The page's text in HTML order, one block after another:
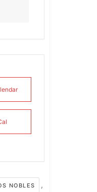
NOBLES ,